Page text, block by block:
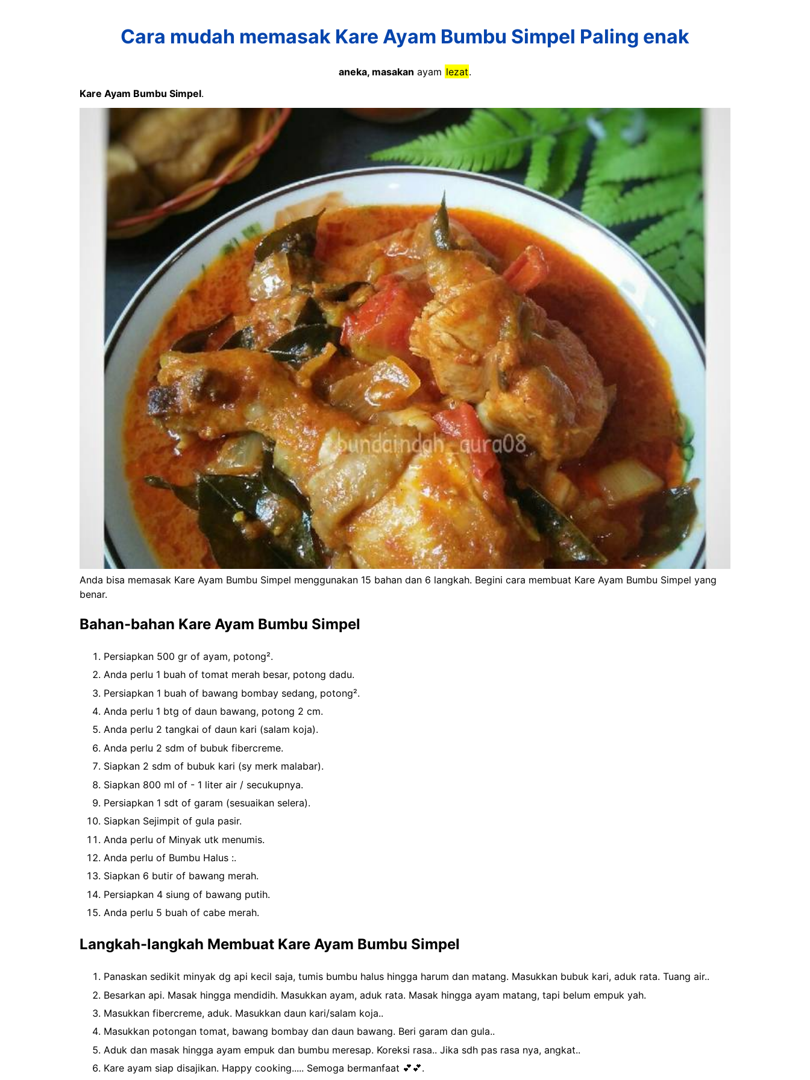
Cara mudah memasak Kare Ayam Bumbu Simpel Paling enak
aneka, masakan ayam lezat.
Kare Ayam Bumbu Simpel.
Anda bisa memasak Kare Ayam Bumbu Simpel menggunakan 15 bahan dan 6 langkah. Begini cara membuat Kare Ayam Bumbu Simpel yang
benar.
Bahan-bahan Kare Ayam Bumbu Simpel
Persiapkan 500 gr of ayam, potong².
Anda perlu 1 buah of tomat merah besar, potong dadu.
Persiapkan 1 buah of bawang bombay sedang, potong².
Anda perlu 1 btg of daun bawang, potong 2 cm.
Anda perlu 2 tangkai of daun kari (salam koja).
Anda perlu 2 sdm of bubuk fibercreme.
Siapkan 2 sdm of bubuk kari (sy merk malabar).
Siapkan 800 ml of - 1 liter air / secukupnya.
Persiapkan 1 sdt of garam (sesuaikan selera).
Siapkan Sejimpit of gula pasir.
Anda perlu of Minyak utk menumis.
Anda perlu of Bumbu Halus :.
Siapkan 6 butir of bawang merah.
Persiapkan 4 siung of bawang putih.
Anda perlu 5 buah of cabe merah.
Langkah-langkah Membuat Kare Ayam Bumbu Simpel
Panaskan sedikit minyak dg api kecil saja, tumis bumbu halus hingga harum dan matang. Masukkan bubuk kari, aduk rata. Tuang air..
Besarkan api. Masak hingga mendidih. Masukkan ayam, aduk rata. Masak hingga ayam matang, tapi belum empuk yah.
Masukkan fibercreme, aduk. Masukkan daun kari/salam koja..
Masukkan potongan tomat, bawang bombay dan daun bawang. Beri garam dan gula..
Aduk dan masak hingga ayam empuk dan bumbu meresap. Koreksi rasa.. Jika sdh pas rasa nya, angkat..
Kare ayam siap disajikan. Happy cooking..... Semoga bermanfaat 💕💕.